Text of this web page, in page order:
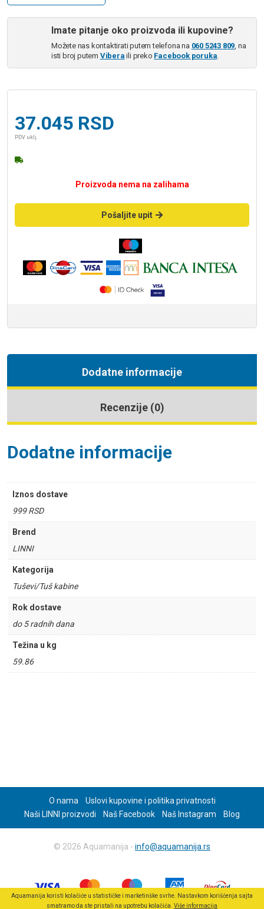
Imate pitanje oko proizvoda ili kupovine?
Možete nas kontaktirati putem telefona na 060 5243 809, na
isti broj putem Vibera ili preko Facebook poruka.
37.045 RSD
PDV uklj.
Proizvoda nema na zalihama
Pošaljite upit
Dodatne informacije
Recenzije (0)
Dodatne informacije
Iznos dostave
999 RSD
Brend
LINNI
Kategorija
Tuševi/Tuš kabine
Rok dostave
do 5 radnih dana
Težina u kg
59.86
O nama
Uslovi kupovine i politika privatnosti
Naši LINNI proizvodi
Naš Facebook Naš Instagram Blog
© 2026 Aquamanija - info@aquamanija.rs
Aquamanija koristi kolačiće u statističke i marketinške svrhe. Nastavkom korišćenja sajta
smatramo da ste pristali na upotrebu kolačića. Više informacija